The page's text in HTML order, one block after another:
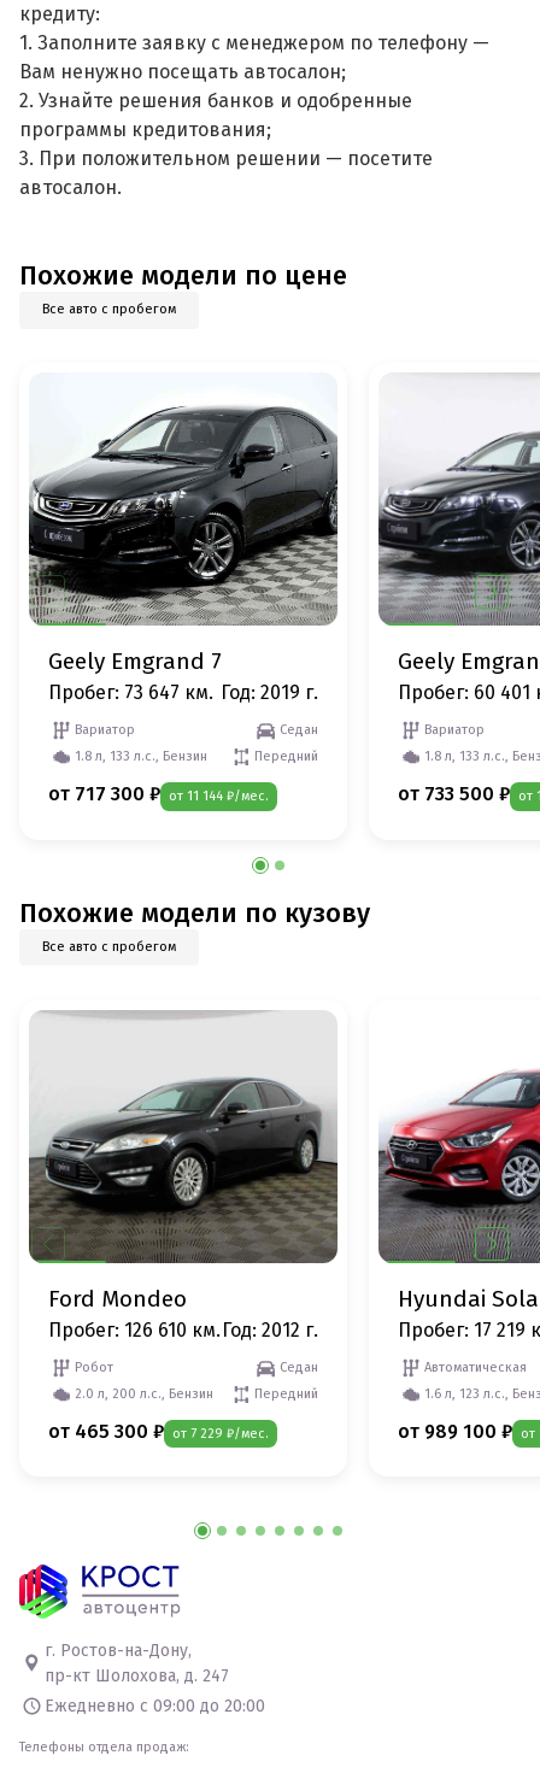
кредиту:
1. Заполните заявку с менеджером по телефону —
Вам ненужно посещать автосалон;
2. Узнайте решения банков и одобренные
программы кредитования;
3. При положительном решении — посетите
автосалон.
Похожие модели по цене
Все авто с пробегом
Geely Emgrand 7
Пробег: 73 647 км. Год: 2019 г.
Вариатор
Седан
1.8 л, 133 л.с., Бензин
Передний
от 717 300 ₽ от 11 144 ₽/мес.
Geely
Пробег: 60 401
Вариатор
1.8 л, 133 л.с.,
от 733 500 ₽ от
Похожие модели по кузову
Все авто с пробегом
Ford Mondeo
Пробег: 126 610 км. Год: 2012 г.
Робот
Седан
2.0 л, 200 л.с., Бензин
Передний
от 465 300 ₽ от 7 229 ₽/мес.
Hyundai
Пробег: 17 219
Автоматическая
1.6 л, 123 л.с.,
от 989 100 ₽ от
г. Ростов-на-Дону,
пр-кт Шолохова, д. 247
Ежедневно с 09:00 до 20:00
Телефоны отдела продаж: